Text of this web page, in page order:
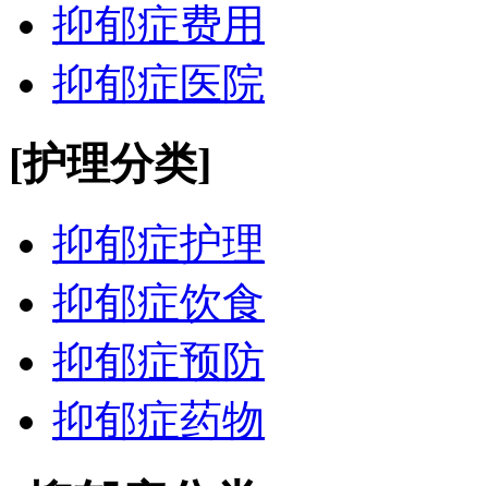
抑郁症费用
抑郁症医院
[护理分类]
抑郁症护理
抑郁症饮食
抑郁症预防
抑郁症药物